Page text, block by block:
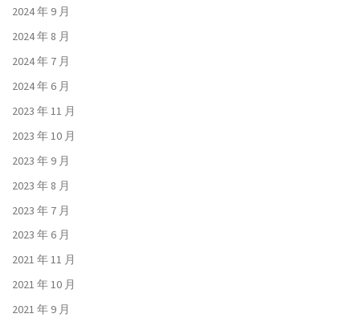
2024 年 9 月
2024 年 8 月
2024 年 7 月
2024 年 6 月
2023 年 11 月
2023 年 10 月
2023 年 9 月
2023 年 8 月
2023 年 7 月
2023 年 6 月
2021 年 11 月
2021 年 10 月
2021 年 9 月